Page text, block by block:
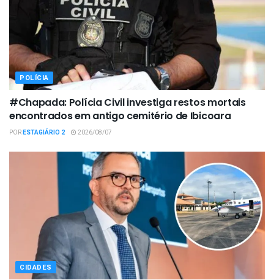
POLÍCIA
#Chapada: Polícia Civil investiga restos mortais
encontrados em antigo cemitério de Ibicoara
PORESTAGIÁRIO 2 2026/08/07
CIDADES